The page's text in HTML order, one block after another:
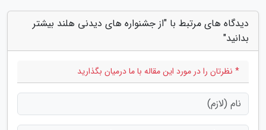
دیدگاه های مرتبط با "از جشنواره های دیدنی هلند بیشتر
بدانید"
* نظرتان را در مورد این مقاله با ما درمیان بگذارید